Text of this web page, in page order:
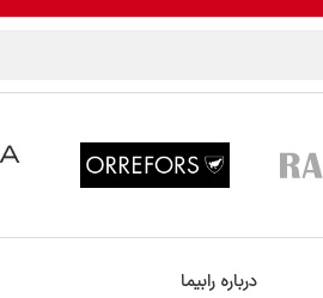
درباره رابیما